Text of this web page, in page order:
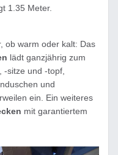
1.35 Meter.
ob warm oder kalt: Das
lädt ganzjährig zum
-sitze und -topf,
und
ein. Ein weiteres
mit garantiertem